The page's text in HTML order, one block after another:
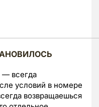
— всегда
условий в номере
возвращаешься